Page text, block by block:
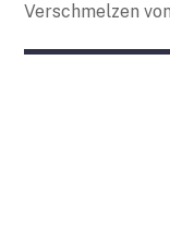
Verschmelzen